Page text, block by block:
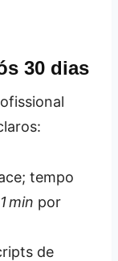
30 dias
tempo
min por
de